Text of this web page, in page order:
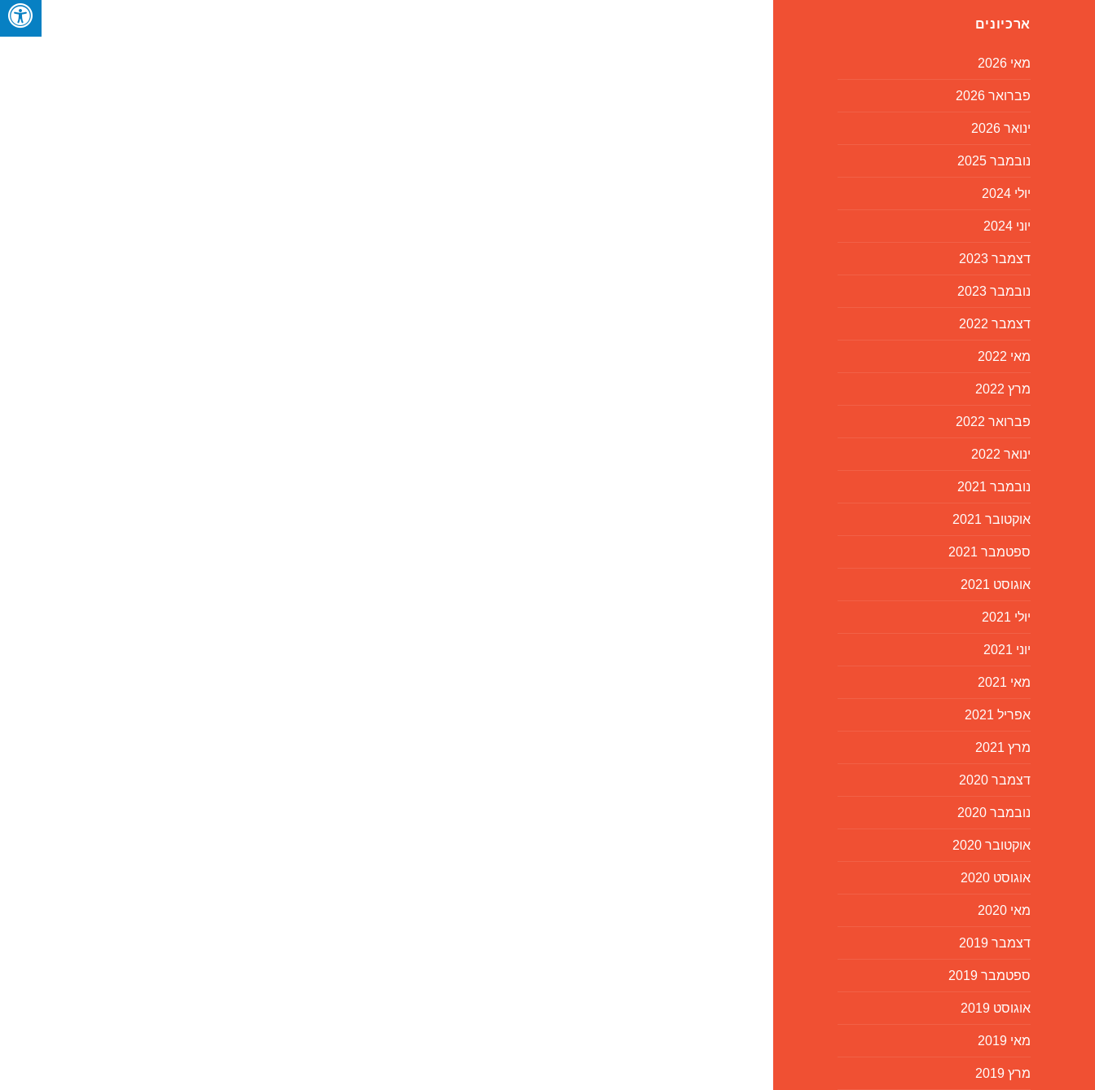
ארכיונים
מאי 2026
פברואר 2026
ינואר 2026
נובמבר 2025
יולי 2024
יוני 2024
דצמבר 2023
נובמבר 2023
דצמבר 2022
מאי 2022
מרץ 2022
פברואר 2022
ינואר 2022
נובמבר 2021
אוקטובר 2021
ספטמבר 2021
אוגוסט 2021
יולי 2021
יוני 2021
מאי 2021
אפריל 2021
מרץ 2021
דצמבר 2020
נובמבר 2020
אוקטובר 2020
אוגוסט 2020
מאי 2020
דצמבר 2019
ספטמבר 2019
אוגוסט 2019
מאי 2019
מרץ 2019